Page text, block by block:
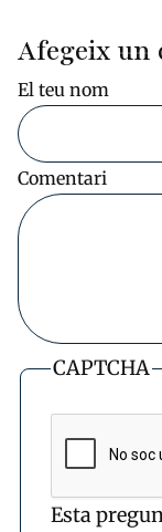
Afegeix
El teu nom
Comentari
CAPTCHA
Esta